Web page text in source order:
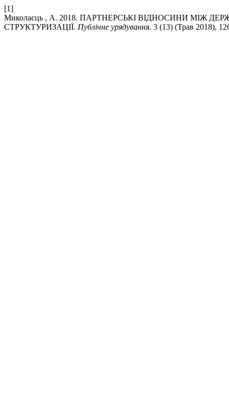
[1]
Миколаєць , А. 2018. ПАРТНЕРСЬКІ ВІДНОСИНИ МІЖ
СТРУКТУРИЗАЦІЇ. Публічне урядування. 3 (13) (Трав 2018),